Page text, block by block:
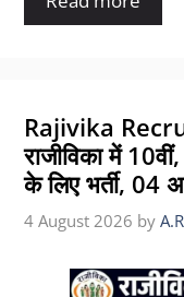
Rajivika
राजीविका में
के लिए भर्ती,
4 August 2026 by